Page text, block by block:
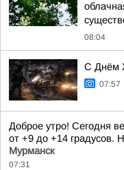
08:04
С Днём
07:57
Доброе утро! Сегодня
от +9 до +14 градусов.
Мурманск
07:31